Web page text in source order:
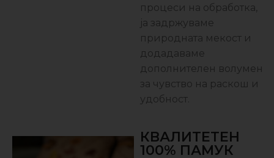
процеси на обработка,
ја задржуваме
природната мекост и
додадаваме
дополнителен волумен
за чувство на раскош и
удобност.
КВАЛИТЕТЕН
100% ПАМУК